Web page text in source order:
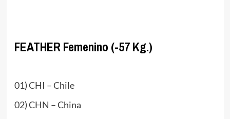
FEATHER Femenino (-57 Kg.)
01) CHI – Chile
02) CHN – China